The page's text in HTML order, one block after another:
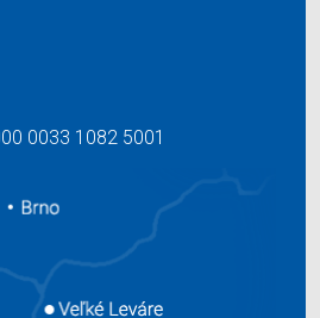
0033 1082 5001